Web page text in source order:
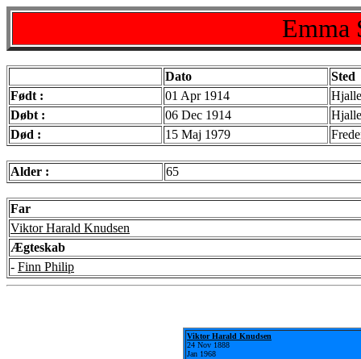
Emma
Dato
Sted
Født :
01 Apr 1914
Døbt :
06 Dec 1914
Død :
15 Maj 1979
Alder : 65
Far
Viktor Harald Knudsen
Ægteskab
- Finn Philip
Viktor Harald Knudsen
24 Nov 1888
Jan 1968